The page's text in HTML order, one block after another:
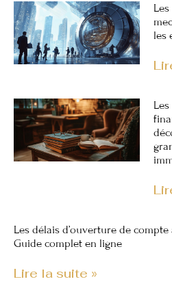
les
Les délais d’ouverture de compte
Guide complet en ligne
Lire la suite »